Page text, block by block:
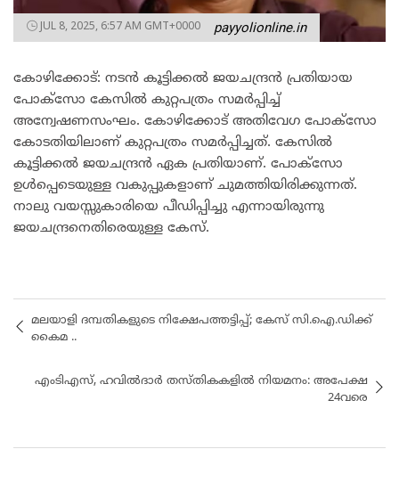
JUL 8, 2025, 6:57 AM GMT+0000 payyolionline.in
കോഴിക്കോട്: നടൻ കൂട്ടിക്കൽ ജയചന്ദ്രൻ പ്രതിയായ
പോക്സോ കേസിൽ കുറ്റപത്രം സമർപ്പിച്ച്
അന്വേഷണസംഘം. കോഴിക്കോട് അതിവേഗ പോക്സോ
കോടതിയിലാണ് കുറ്റപത്രം സമർപ്പിച്ചത്. കേസിൽ
കൂട്ടിക്കൽ ജയചന്ദ്രൻ ഏക പ്രതിയാണ്. പോക്സോ
ഉൾപ്പെടെയുള്ള വകുപ്പുകളാണ് ചുമത്തിയിരിക്കുന്നത്.
നാലു വയസ്സുകാരിയെ പീഡിപ്പിച്ചു എന്നായിരുന്നു
ജയചന്ദ്രനെതിരെയുള്ള കേസ്.
മ​ല​യാ​ളി ദ​മ്പ​തി​ക​ളു​ടെ നി​ക്ഷേ​പ​ത്ത​ട്ടി​പ്പ്; കേ​സ് സി.​ഐ.​ഡി​ക്ക്
കൈ​മ ..
എംടിഎസ്, ഹവിൽദാർ തസ്തികകളിൽ നിയമനം: അപേക്ഷ
24വരെ